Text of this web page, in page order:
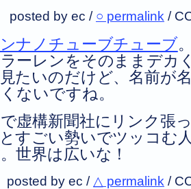
posted by ec / ○ permalink /
ナノチューブチューブ
ーレンをそのままデカ
たいのだけど、名前が
ないですね。
虚構新聞社にリンク張
すごい勢いでツッコむ
世界は広いな！
posted by ec / △ permalink /